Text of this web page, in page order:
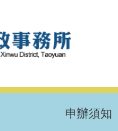
申辦須知